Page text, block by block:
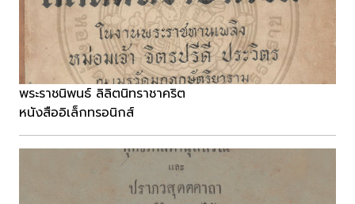
พระราชนิพนธ์ ลิลิตนิทราชาคริต
หนังสืออิเล็กทรอนิกส์